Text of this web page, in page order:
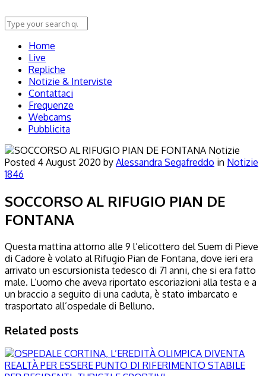
Home
Live
Repliche
Notizie & Interviste
Contattaci
Frequenze
Webcams
Pubblicita
Notizie
Posted 4 August 2020 by Alessandra Segafreddo in Notizie
1846
SOCCORSO AL RIFUGIO PIAN DE
FONTANA
Questa mattina attorno alle 9 l’elicottero del Suem di Pieve
di Cadore è volato al Rifugio Pian de Fontana, dove ieri era
arrivato un escursionista tedesco di 71 anni, che si era fatto
male. L’uomo che aveva riportato escoriazioni alla testa e a
un braccio a seguito di una caduta, è stato imbarcato e
trasportato all’ospedale di Belluno.
Related posts